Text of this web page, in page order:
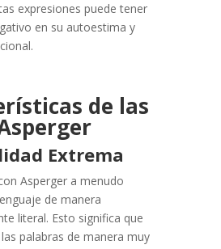
expresiones puede tener
en su autoestima y
de las
Extrema
Asperger a menudo
de manera
literal. Esto significa que
palabras de manera muy